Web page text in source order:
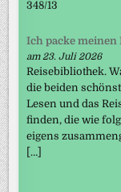
348/13
Ich packe meinen
am 23. Juli 2026
Reisebibliothek.
die beiden
Lesen und das
finden, die wie
eigens
[…]